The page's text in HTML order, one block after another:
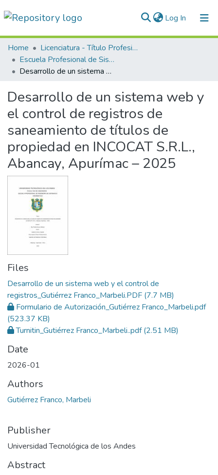
Log In (current)
Communities & Collections
All of DSpace
Normativas
Home
Licenciatura - Título Profesional
Escuela Profesional de Sistemas e Informática
Desarrollo de un sistema web y el control de registros de saneamiento de títulos de propiedad en INCOCAT S.R.L., Abancay, Apurímac – 2025
Desarrollo de un sistema web y
el control de registros de
saneamiento de títulos de
propiedad en INCOCAT S.R.L.,
Abancay, Apurímac – 2025
Files
Desarrollo de un sistema web y el control de
registros_Gutiérrez Franco_Marbeli.PDF (7.7 MB)
Formulario de Autorización_Gutiérrez Franco_Marbeli.pdf
(523.37 KB)
Turnitin_Gutiérrez Franco_Marbeli..pdf(2.51 MB)
Date
2026-01
Authors
Gutiérrez Franco, Marbeli
Publisher
Universidad Tecnológica de los Andes
Abstract